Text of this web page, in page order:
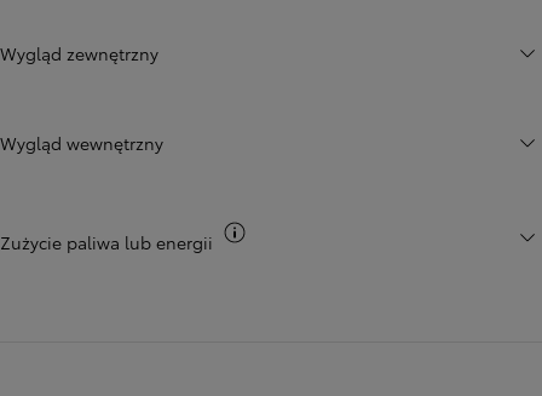
Wygląd zewnętrzny
Wygląd wewnętrzny
Zużycie paliwa lub energii